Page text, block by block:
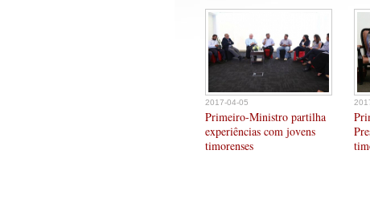
2017-04-05
Primeiro-Ministro partilha
experiências com jovens
timorenses